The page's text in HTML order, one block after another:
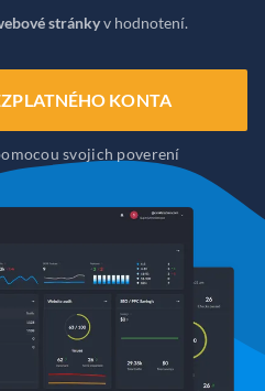
stránkyv hodnotení.
KONTA
svojich poverení